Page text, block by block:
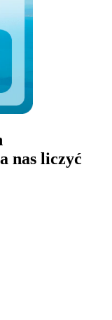
nas liczyć